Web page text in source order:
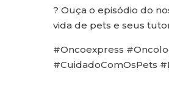
? Ouça o episódio do
vida de pets e seus
#Oncoexpress
#CuidadoComOsPets